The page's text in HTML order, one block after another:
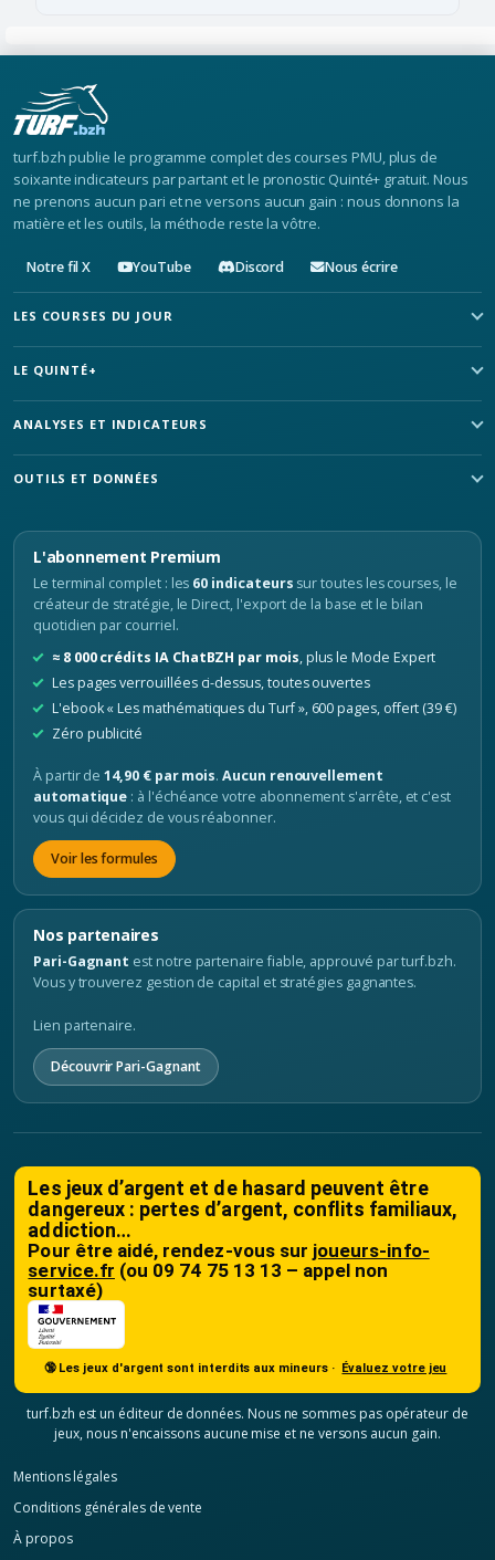
turf.bzh publie le programme complet des courses PMU, plus de
soixante indicateurs par partant et le pronostic Quinté+ gratuit. Nous
ne prenons aucun pari et ne versons aucun gain : nous donnons la
matière et les outils, la méthode reste la vôtre.
Notre fil X YouTube Discord Nous écrire
LES COURSES DU JOUR
LE QUINTÉ+
ANALYSES ET INDICATEURS
OUTILS ET DONNÉES
L'abonnement Premium
Le terminal complet : les 60 indicateurs sur toutes les courses, le
créateur de stratégie, le Direct, l'export de la base et le bilan
quotidien par courriel.
≈ 8 000 crédits IA ChatBZH par mois, plus le Mode Expert
Les pages verrouillées ci-dessus, toutes ouvertes
L'ebook « Les mathématiques du Turf », 600 pages, offert (39 €)
Zéro publicité
À partir de14,90 € par mois.Aucun renouvellement
automatique : à l'échéance votre abonnement s'arrête, et c'est
vous qui décidez de vous réabonner.
Voir les formules
Nos partenaires
Pari-Gagnant est notre partenaire fiable, approuvé par turf.bzh.
Vous y trouverez gestion de capital et stratégies gagnantes.
Lien partenaire.
Découvrir Pari-Gagnant
Les jeux d’argent et de hasard peuvent être
dangereux : pertes d’argent, conflits familiaux,
addiction…
Pour être aidé, rendez-vous sur joueurs-info-
service.fr (ou 09 74 75 13 13 – appel non
surtaxé)
🔞 Les jeux d'argent sont interdits aux mineurs · Évaluez votre jeu
turf.bzh est un éditeur de données. Nous ne sommes pas opérateur de
jeux, nous n'encaissons aucune mise et ne versons aucun gain.
Mentions légales
Conditions générales de vente
À propos